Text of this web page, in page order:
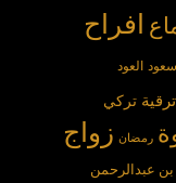
افراح
سعود العود
ترقية تركي
رمضان زواج
عبدالرحمن